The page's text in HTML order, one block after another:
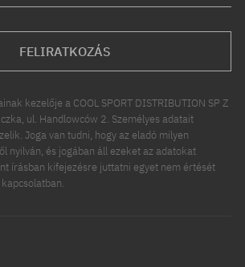
FELIRATKOZÁS
kezelője a COOL SPORT DISTRIBUTION SP Z
ul. Handlowców 2. Személyes adatait
Joga van tudni, hogy az eladó milyen
nyilván, és jogában áll ezeket az adatokat
írásban kifejezésre juttatni egyet nem értését